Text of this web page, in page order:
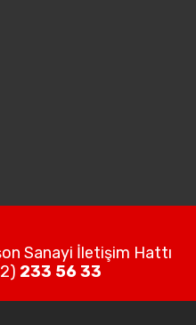
Sanayi İletişim Hattı
233 56 33